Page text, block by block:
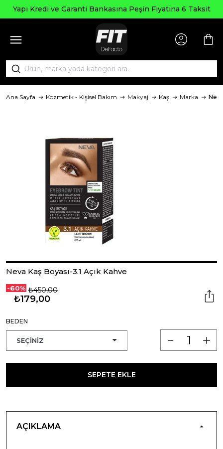
Yapı Kredi ve Garanti Bankasına Peşin Fiyatına 6 Taksit
Ana Sayfa Kozmetik - Kişisel Bakım Makyaj Kaş Marka
Neva Kaş Boyası-3.1 Açık Kahve
-60% ₺450,00
₺179,00
BEDEN
SEPETE EKLE
AÇIKLAMA